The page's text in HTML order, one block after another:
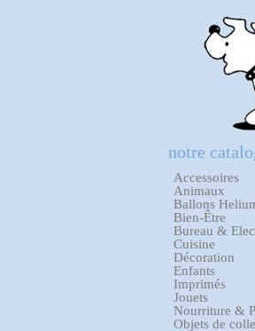
notre
Accessoires
Animaux
Ballons
Bien-Être
Bureau &
Cuisine
Décoration
Enfants
Imprimés
Jouets
Nourriture &
Objets de